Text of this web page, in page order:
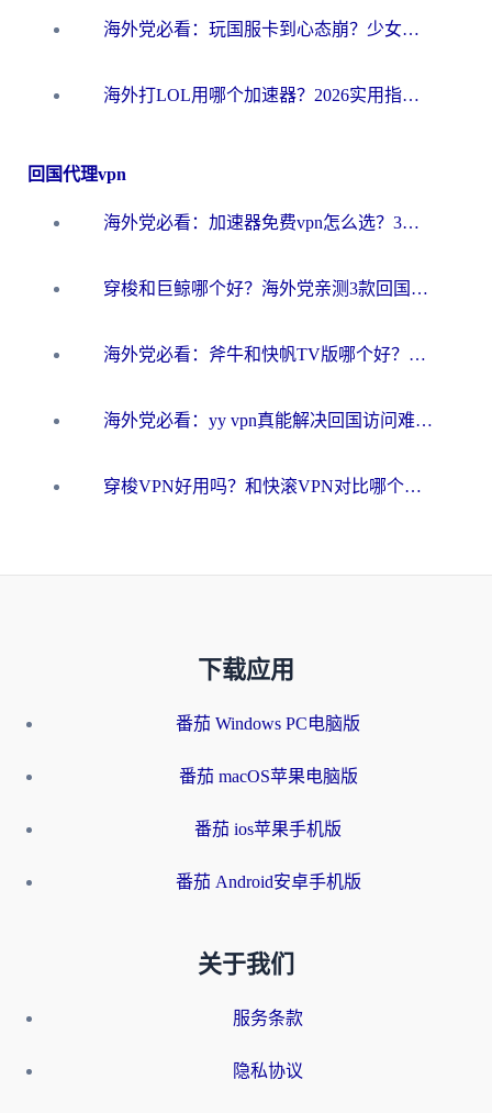
海外党必看：玩国服卡到心态崩？少女前线云图计划加速器免费推荐+碧蓝航线足球世界流畅攻略
海外打LOL用哪个加速器？2026实用指南：从延迟到设备适配，一篇解决你的国服游戏痛点
回国代理vpn
海外党必看：加速器免费vpn怎么选？3步教你无缝访问国内资源
穿梭和巨鲸哪个好？海外党亲测3款回国加速器，教你避开90%的坑
海外党必看：斧牛和快帆TV版哪个好？3分钟选对回国加速器，无缝刷B站、追热剧
海外党必看：yy vpn真能解决回国访问难题？附云极initap测评+免费方案对比
穿梭VPN好用吗？和快滚VPN对比哪个回国效果更好？海外党选回国加速器必看指南
下载应用
番茄 Windows PC电脑版
番茄 macOS苹果电脑版
番茄 ios苹果手机版
番茄 Android安卓手机版
关于我们
服务条款
隐私协议